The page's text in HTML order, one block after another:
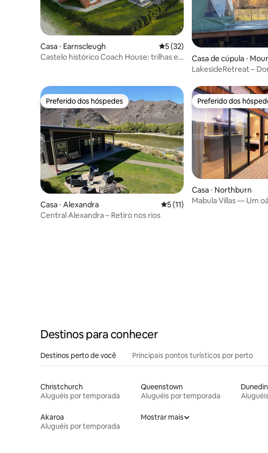
Casa ⋅ Earnscleugh 5 de uma avaliação média de 5,
5 (32)
Castelo histórico Coach House: trilhas e
Casa de cúpula ⋅
LakesideRetreat –
Preferido dos hóspedes
Preferido dos hóspedes
Casa ⋅ Alexandra 5 de uma avaliação média de 5,
5 (11)
Central Alexandra – Retiro nos rios
Preferido dos
Preferido dos
Casa ⋅ Northburn
Mabula Villas — Um
Destinos para conhecer
Destinos perto de você Principais pontos turísticos por perto
Christchurch
Aluguéis por temporada
Queenstown
Aluguéis por temporada
Dunedin
Akaroa
Aluguéis por temporada
Mostrar mais